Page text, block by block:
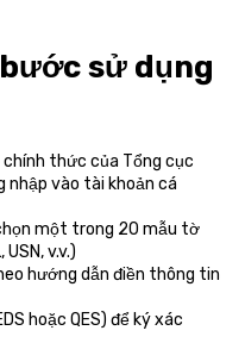
sử dụng
thức của Tổng cục
nhập vào tài khoản cá
một trong 20 mẫu tờ
v.v.)
hướng dẫn điền thông tin
hoặc QES) để ký xác